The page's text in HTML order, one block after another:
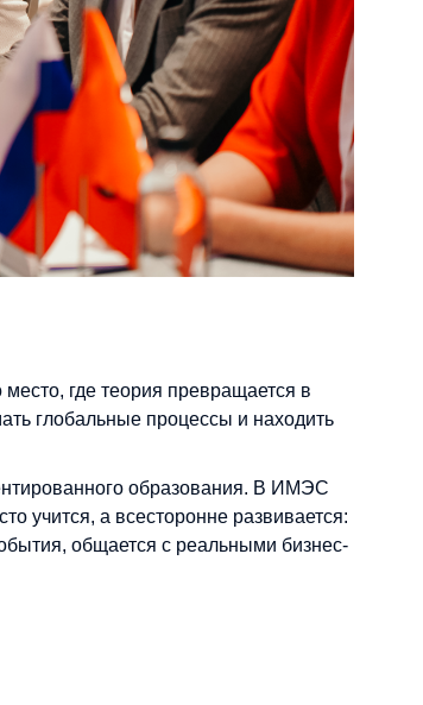
где теория превращается в
глобальные процессы и находить
образования. В ИМЭС
учится, а всесторонне развивается:
общается с реальными бизнес-